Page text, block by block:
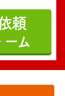
頼
ム